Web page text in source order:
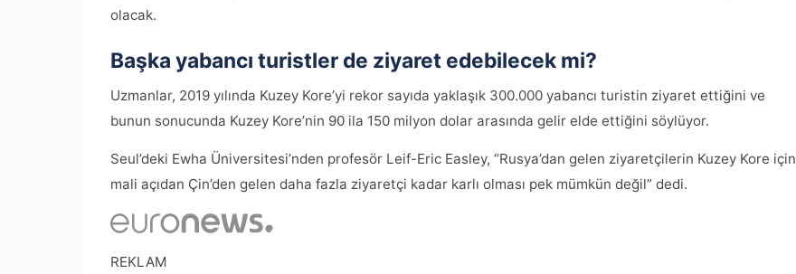
olacak.
Başka yabancı turistler de ziyaret edebilecek mi?
Uzmanlar, 2019 yılında Kuzey Kore’yi rekor sayıda yaklaşık 300.000 yabancı turistin ziyaret ettiğini ve
bunun sonucunda Kuzey Kore’nin 90 ila 150 milyon dolar arasında gelir elde ettiğini söylüyor.
Seul’deki Ewha Üniversitesi’nden profesör Leif-Eric Easley, “Rusya’dan gelen ziyaretçilerin Kuzey Kore için
mali açıdan Çin’den gelen daha fazla ziyaretçi kadar karlı olması pek mümkün değil” dedi.
REKLAM